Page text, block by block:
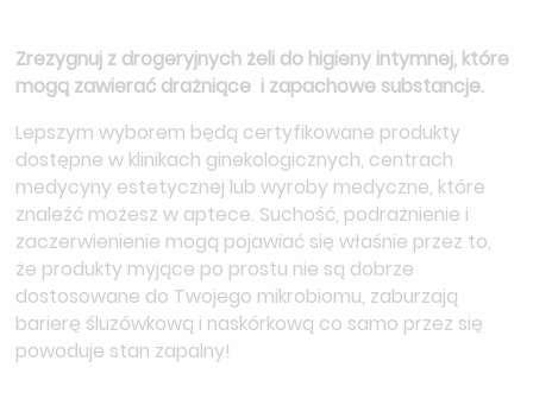
Zrezygnuj z drogeryjnych żeli do higieny intymnej, które
mogą zawierać drażniące i zapachowe substancje.
Lepszym wyborem będą certyfikowane produkty
dostępne w klinikach ginekologicznych, centrach
medycyny estetycznej lub wyroby medyczne, które
znaleźć możesz w aptece. Suchość, podrażnienie i
zaczerwienienie mogą pojawiać się właśnie przez to,
że produkty myjące po prostu nie są dobrze
dostosowane do Twojego mikrobiomu, zaburzają
barierę śluzówkową i naskórkową co samo przez się
powoduje stan zapalny!